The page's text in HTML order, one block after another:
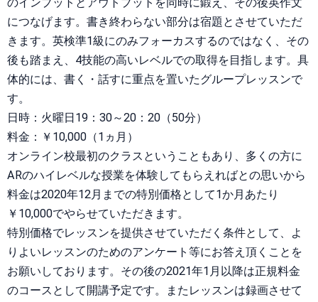
につなげます。書き終わらない部分は宿題とさせていただ
きます。英検準1級にのみフォーカスするのではなく、その
後も踏まえ、4技能の高いレベルでの取得を目指します。具
体的には、書く・話すに重点を置いたグループレッスンで
す。
日時：火曜日19：30～20：20（50分）
料金：￥10,000（1ヵ月）
オンライン校最初のクラスということもあり、多くの方に
ARのハイレベルな授業を体験してもらえればとの思いから
料金は2020年12月までの特別価格として1か月あたり
￥10,000でやらせていただきます。
特別価格でレッスンを提供させていただく条件として、よ
りよいレッスンのためのアンケート等にお答え頂くことを
お願いしております。その後の2021年1月以降は正規料金
のコースとして開講予定です。またレッスンは録画させて